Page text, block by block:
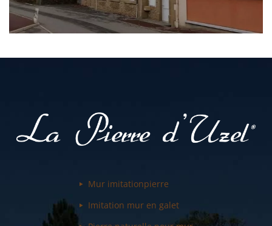
Mur imitationpierre
Imitation mur en galet